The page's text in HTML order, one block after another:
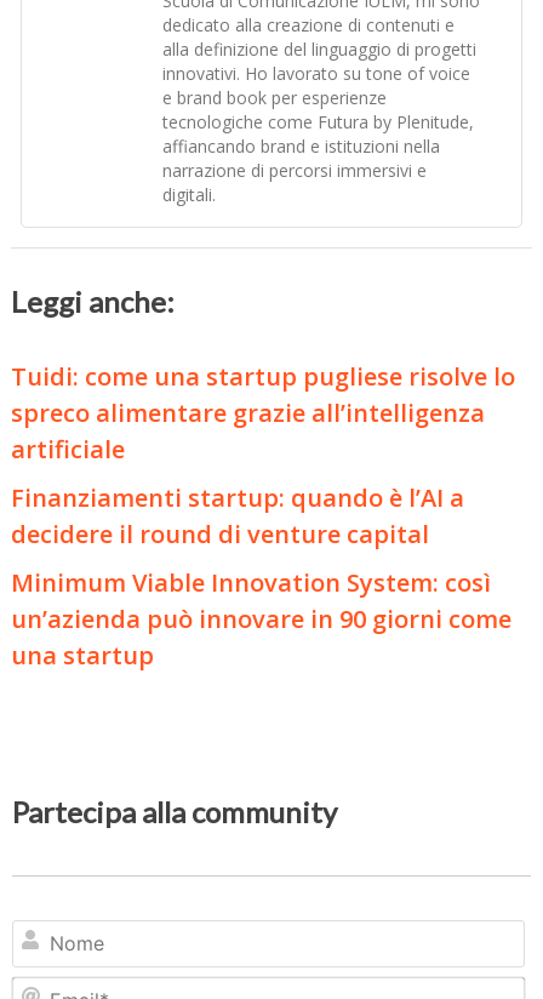
dedicato alla creazione di contenuti e
alla definizione del linguaggio di progetti
innovativi. Ho lavorato su tone of voice
e brand book per esperienze
tecnologiche come Futura by Plenitude,
affiancando brand e istituzioni nella
narrazione di percorsi immersivi e
digitali.
Leggi anche:
Tuidi: come una startup pugliese risolve lo
spreco alimentare grazie all’intelligenza
artificiale
Finanziamenti startup: quando è l’AI a
decidere il round di venture capital
Minimum Viable Innovation System: così
un’azienda può innovare in 90 giorni come
una startup
Partecipa alla community